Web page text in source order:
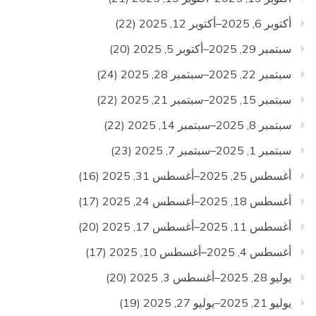
أكتوبر 6, 2025–أكتوبر 12, 2025
(22)
سبتمبر 29, 2025–أكتوبر 5, 2025
(20)
سبتمبر 22, 2025–سبتمبر 28, 2025
(24)
سبتمبر 15, 2025–سبتمبر 21, 2025
(22)
سبتمبر 8, 2025–سبتمبر 14, 2025
(22)
سبتمبر 1, 2025–سبتمبر 7, 2025
(23)
أغسطس 25, 2025–أغسطس 31, 2025
(16)
أغسطس 18, 2025–أغسطس 24, 2025
(17)
أغسطس 11, 2025–أغسطس 17, 2025
(20)
أغسطس 4, 2025–أغسطس 10, 2025
(17)
يوليو 28, 2025–أغسطس 3, 2025
(20)
يوليو 21, 2025–يوليو 27, 2025
(19)